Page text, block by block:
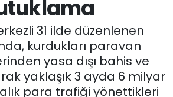
31 ilde düzenlenen
kurdukları paravan
yasa dışı bahis ve
yaklaşık 3 ayda 6 milyar
para trafiği yönettikleri